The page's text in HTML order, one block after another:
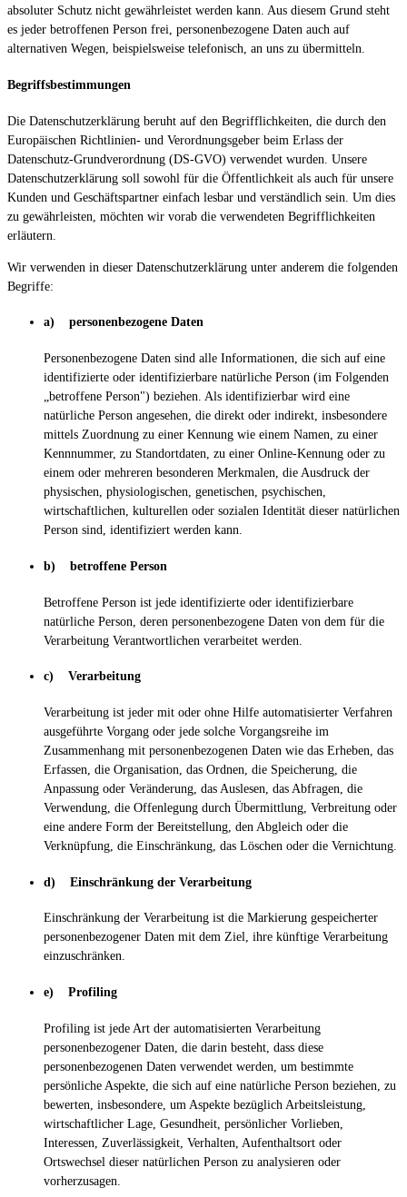
absoluter Schutz nicht gewährleistet werden kann. Aus diesem Grund steht
es jeder betroffenen Person frei, personenbezogene Daten auch auf
alternativen Wegen, beispielsweise telefonisch, an uns zu übermitteln.
Begriffsbestimmungen
Die Datenschutzerklärung beruht auf den Begrifflichkeiten, die durch den
Europäischen Richtlinien- und Verordnungsgeber beim Erlass der
Datenschutz-Grundverordnung (DS-GVO) verwendet wurden. Unsere
Datenschutzerklärung soll sowohl für die Öffentlichkeit als auch für unsere
Kunden und Geschäftspartner einfach lesbar und verständlich sein. Um dies
zu gewährleisten, möchten wir vorab die verwendeten Begrifflichkeiten
erläutern.
Wir verwenden in dieser Datenschutzerklärung unter anderem die folgenden
Begriffe:
a) personenbezogene Daten
Personenbezogene Daten sind alle Informationen, die sich auf eine
identifizierte oder identifizierbare natürliche Person (im Folgenden
„betroffene Person") beziehen. Als identifizierbar wird eine
natürliche Person angesehen, die direkt oder indirekt, insbesondere
mittels Zuordnung zu einer Kennung wie einem Namen, zu einer
Kennnummer, zu Standortdaten, zu einer Online-Kennung oder zu
einem oder mehreren besonderen Merkmalen, die Ausdruck der
physischen, physiologischen, genetischen, psychischen,
wirtschaftlichen, kulturellen oder sozialen Identität dieser natürlichen
Person sind, identifiziert werden kann.
b) betroffene Person
Betroffene Person ist jede identifizierte oder identifizierbare
natürliche Person, deren personenbezogene Daten von dem für die
Verarbeitung Verantwortlichen verarbeitet werden.
c) Verarbeitung
Verarbeitung ist jeder mit oder ohne Hilfe automatisierter Verfahren
ausgeführte Vorgang oder jede solche Vorgangsreihe im
Zusammenhang mit personenbezogenen Daten wie das Erheben, das
Erfassen, die Organisation, das Ordnen, die Speicherung, die
Anpassung oder Veränderung, das Auslesen, das Abfragen, die
Verwendung, die Offenlegung durch Übermittlung, Verbreitung oder
eine andere Form der Bereitstellung, den Abgleich oder die
Verknüpfung, die Einschränkung, das Löschen oder die Vernichtung.
d) Einschränkung der Verarbeitung
Einschränkung der Verarbeitung ist die Markierung gespeicherter
personenbezogener Daten mit dem Ziel, ihre künftige Verarbeitung
einzuschränken.
e) Profiling
Profiling ist jede Art der automatisierten Verarbeitung
personenbezogener Daten, die darin besteht, dass diese
personenbezogenen Daten verwendet werden, um bestimmte
persönliche Aspekte, die sich auf eine natürliche Person beziehen, zu
bewerten, insbesondere, um Aspekte bezüglich Arbeitsleistung,
wirtschaftlicher Lage, Gesundheit, persönlicher Vorlieben,
Interessen, Zuverlässigkeit, Verhalten, Aufenthaltsort oder
Ortswechsel dieser natürlichen Person zu analysieren oder
vorherzusagen.